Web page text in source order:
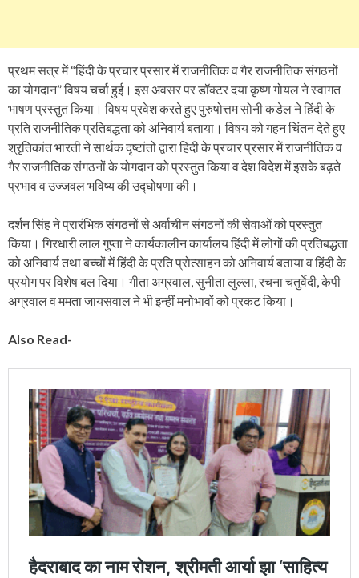
प्रथम सत्र में “हिंदी के प्रचार प्रसार में राजनीतिक व गैर राजनीतिक संगठनों
का योगदान” विषय चर्चा हुई। इस अवसर पर डॉक्टर दया कृष्ण गोयल ने स्वागत
भाषण प्रस्तुत किया। विषय प्रवेश करते हुए पुरुषोत्तम सोनी कडेल ने हिंदी के
प्रति राजनीतिक प्रतिबद्धता को अनिवार्य बताया। विषय को गहन चिंतन देते हुए
श्रृतिकांत भारती ने सार्थक दृष्टांतों द्वारा हिंदी के प्रचार प्रसार में राजनीतिक व
गैर राजनीतिक संगठनों के योगदान को प्रस्तुत किया व देश विदेश में इसके बढ़ते
प्रभाव व उज्जवल भविष्य की उद्घोषणा की।
दर्शन सिंह ने प्रारंभिक संगठनों से अर्वाचीन संगठनों की सेवाओं को प्रस्तुत
किया। गिरधारी लाल गुप्ता ने कार्यकालीन कार्यालय हिंदी में लोगों की प्रतिबद्धता
को अनिवार्य तथा बच्चों में हिंदी के प्रति प्रोत्साहन को अनिवार्य बताया व हिंदी के
प्रयोग पर विशेष बल दिया। गीता अग्रवाल, सुनीता लुल्ला, रचना चतुर्वेदी, केपी
अग्रवाल व ममता जायसवाल ने भी इन्हीं मनोभावों को प्रकट किया।
Also Read-